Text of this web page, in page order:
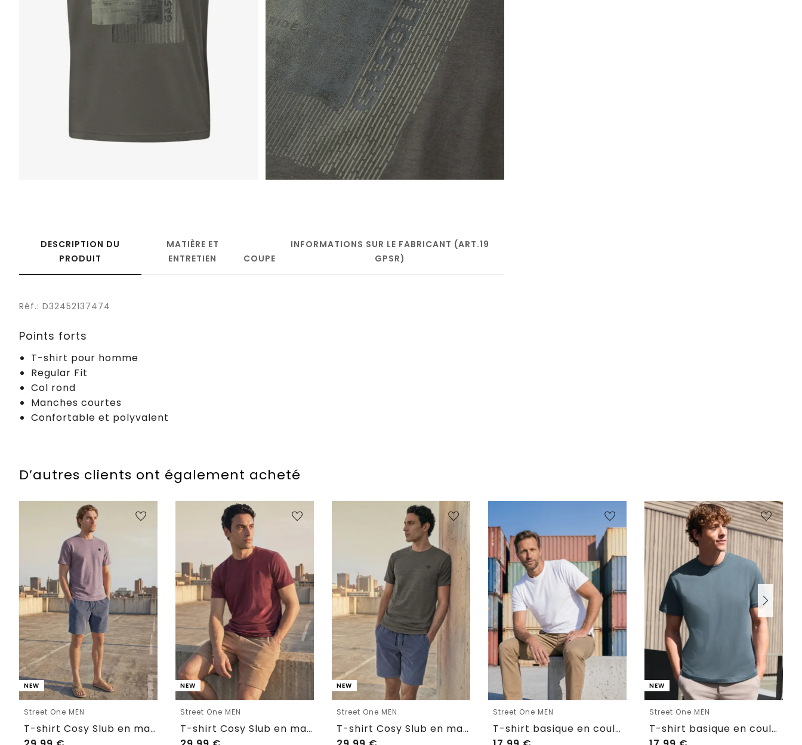
DESCRIPTION DU
PRODUIT
MATIÈRE ET
ENTRETIEN
COUPE
INFORMATIONS SUR LE FABRICANT (ART.19
GPSR)
Réf.: D32452137474
Points forts
T-shirt pour homme
Regular Fit
Col rond
Manches courtes
Confortable et polyvalent
D’autres clients ont également acheté
NEW
Street One MEN
T-shirt Cosy Slub en maille texturée
NEW
Street One MEN
T-shirt Cosy Slub en maille texturée
NEW
Street One MEN
T-shirt Cosy Slub en maille texturée
Street One MEN
T-shirt basique en couleur unie
NEW
Street One MEN
T-shirt basique en couleur unie